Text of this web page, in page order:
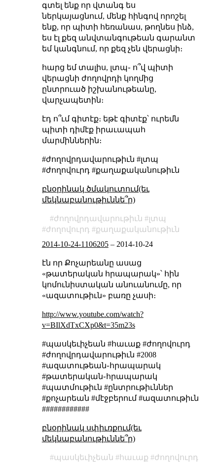
գտել ենք որ վտանգ ես
ներկայացնում, մենք հինգով որոշել
ենք, որ պիտի հեռանաս, թողնես ինձ,
ես էլ քեզ անվտանգութեան գարանտ
եմ կանգնում, որ քեզ չեն վերացնի։
հարց եմ տալիս, լտպ֊ ո՞վ պիտի
վերացնի ժողովրդի կողմից
ընտրուած իշխանութեանը,
վարչապետին։
էդ ո՞ւմ գիտէք։ եթէ գիտէք՝ ուրեմն
պիտի դիմէք իրաւապահ
մարմիններին։
#ժողովրդավարութիւն #լտպ
#ժողովուրդ #քաղաքականութիւն
բնօրինակ ծմակուտում(եւ
մեկնաբանութիւննե՞ր)
ժողովրդավարութիւն
լտպ
ժողովուրդ
քաղաքականութիւն
2014-10-24-1106205– 2014-10-24
էն որ Քոչարեանը ասաց
«թատերական հրապարակ»՝ հին
կոմունիստական անուանումը, որ
«ազատութիւն» բառը չասի։
http://www.youtube.com/watch?
v=BIlXdTxCXp0&t=35m23s
#պասկեւիչեան #հաւաք #ժողովուրդ
#ժողովրդավարութիւն #2008
#ազատութեան֊հրապարակ
#թատերական֊հրապարակ
#պատմութիւն #ընտրութիւններ
#քոչարեան #մէջբերում #ազատութիւն
############
բնօրինակ սփիւռքում(եւ
մեկնաբանութիւննե՞ր)
պասկեւիչեան հաւաք
ժողովուրդ